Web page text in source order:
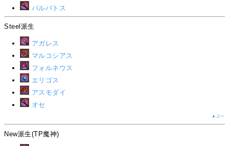
バルバトス
Steel派生
アガレス
マルコシアス
フォルネウス
エリゴス
アスモダイ
オセ
▲上へ
New派生(TP魔神)